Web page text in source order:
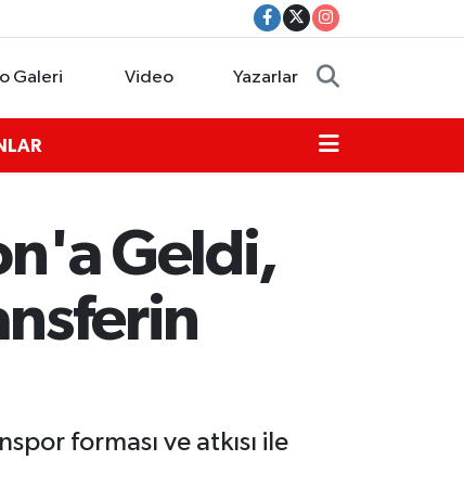
Galeri Video Yazarlar
Geldi,
forması ve atkısı ile